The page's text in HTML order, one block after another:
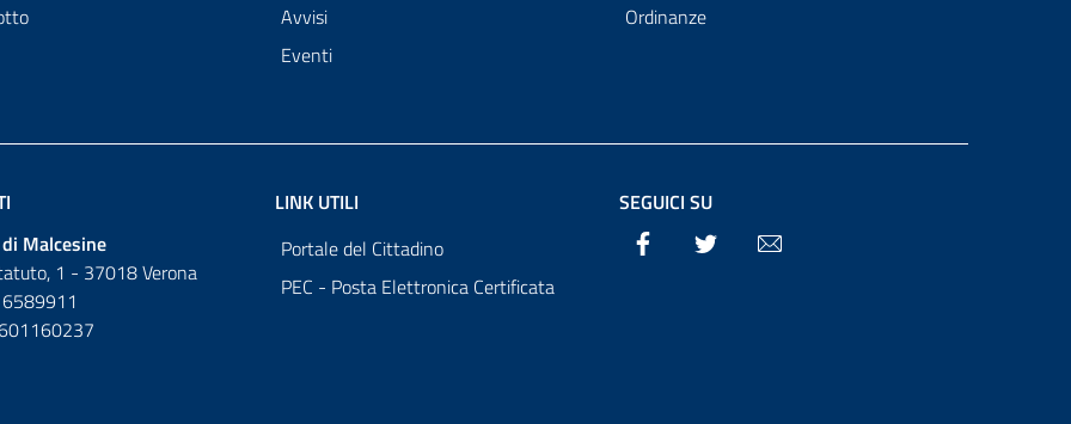
Avvisi
Eventi
Ordinanze
Malcesine
1 - 37018 Verona
LINK UTILI
Portale del Cittadino
PEC - Posta Elettronica Certificata
SEGUICI SU
Facebook Twitter